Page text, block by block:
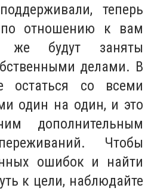
теперь
по отношению к вам
же будут заняты
делами. В
остаться со всеми
один на один, и это
дополнительным
Чтобы
ошибок и найти
к цели, наблюдайте